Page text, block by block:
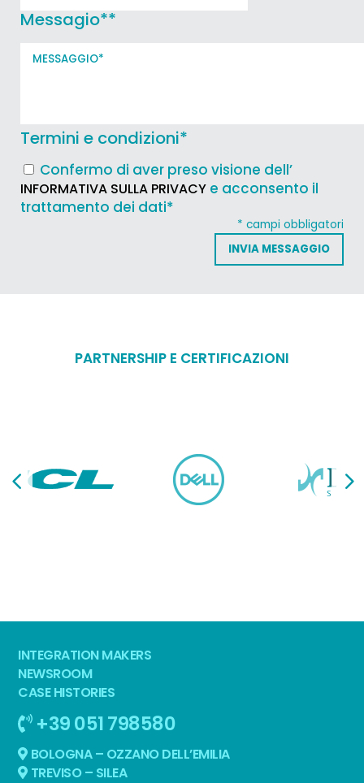
Messagio**
Termini e condizioni*
Confermo di aver preso visione dell’
INFORMATIVA SULLA PRIVACY e acconsento il
trattamento dei dati*
* campi obbligatori
PARTNERSHIP E CERTIFICAZIONI
INTEGRATION MAKERS
NEWSROOM
CASE HISTORIES
+39 051 798580
BOLOGNA – OZZANO DELL’EMILIA
TREVISO – SILEA